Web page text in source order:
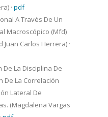
· pdf
A Través De Un
Macroscópico (Mfd)
Juan Carlos Herrera) ·
De La Disciplina De
De La Correlación
Lateral De
(Magdalena Vargas